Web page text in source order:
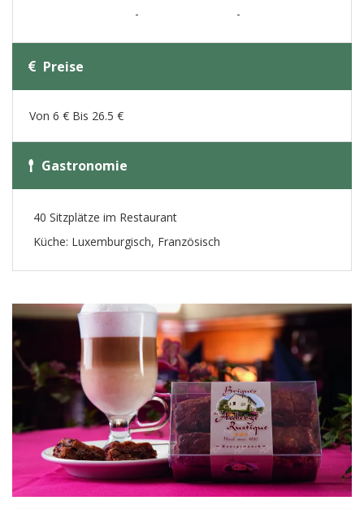
-
-
Preise
Von 6 € Bis 26.5 €
Gastronomie
40 Sitzplätze im Restaurant
Küche: Luxemburgisch, Französisch